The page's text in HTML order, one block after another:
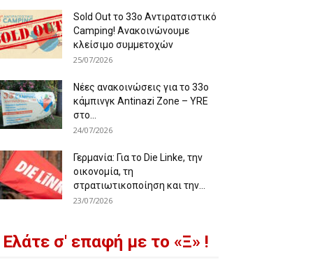
Sold Out το 33ο Αντιρατσιστικό
Camping! Ανακοινώνουμε
κλείσιμο συμμετοχών
25/07/2026
Νέες ανακοινώσεις για το 33ο
κάμπινγκ Antinazi Zone – YRE
στο...
24/07/2026
Γερμανία: Για το Die Linke, την
οικονομία, τη
στρατιωτικοποίηση και την...
23/07/2026
Ελάτε σ' επαφή με το «Ξ» !